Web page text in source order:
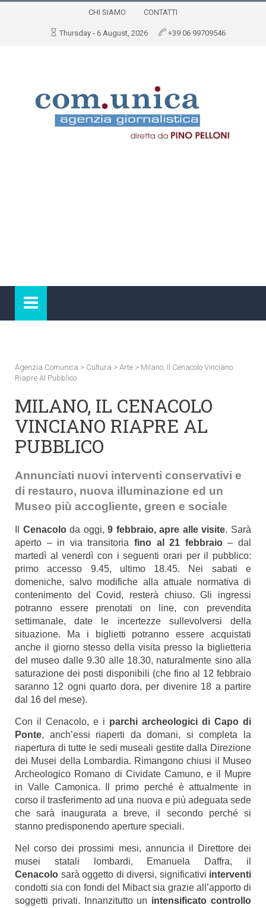
CHI SIAMO CONTATTI
Thursday - 6 August, 2026 +39 06 99709546
Agenzia Comunica > Cultura > Arte > Milano, Il Cenacolo Vinciano
Riapre Al Pubblico
MILANO, IL CENACOLO
VINCIANO RIAPRE AL
PUBBLICO
Annunciati nuovi interventi conservativi e
di restauro, nuova illuminazione ed un
Museo più accogliente, green e sociale
Cenacoloda oggi, 9 febbraio, apre alle visite. Sarà
aperto – in via transitoria fino al 21 febbraio– dal
martedì al venerdì con i seguenti orari per il pubblico:
primo accesso 9.45, ultimo 18.45. Nei sabati e
domeniche, salvo modifiche alla attuale normativa di
contenimento del Covid, resterà chiuso.Gli ingressi
potranno essere prenotati on line, con prevendita
settimanale, date le incertezze sullevolversi della
situazione. Ma i biglietti potranno essere acquistati
anche il giorno stesso della visita presso la biglietteria
del museo dalle 9.30 alle 18.30, naturalmente sino alla
saturazione dei posti disponibili (che fino al 12 febbraio
saranno 12 ogni quarto dora, per divenire 18 a partire
dal 16 del mese).
Con il Cenacolo, e i parchi archeologici di Capo di
Ponte, anch’essi riaperti da domani, si completa la
riapertura di tutte le sedi museali gestite dalla Direzione
dei Musei della Lombardia. Rimangono chiusi il Museo
Archeologico Romano di Cividate Camuno, e il Mupre
in Valle Camonica. Il primo perché è attualmente in
corso il trasferimento ad una nuova e più adeguata sede
che sarà inaugurata a breve, il secondo perché si
stanno predisponendo aperture speciali.
Nel corso dei prossimi mesi, annuncia il Direttore dei
musei statali lombardi, Emanuela Daffra, il
Cenacolo sarà oggetto di diversi, significativi interventi
condotti sia con fondi del Mibact sia grazie all’apporto di
soggetti privati.
Innanzitutto un intensificato controllo